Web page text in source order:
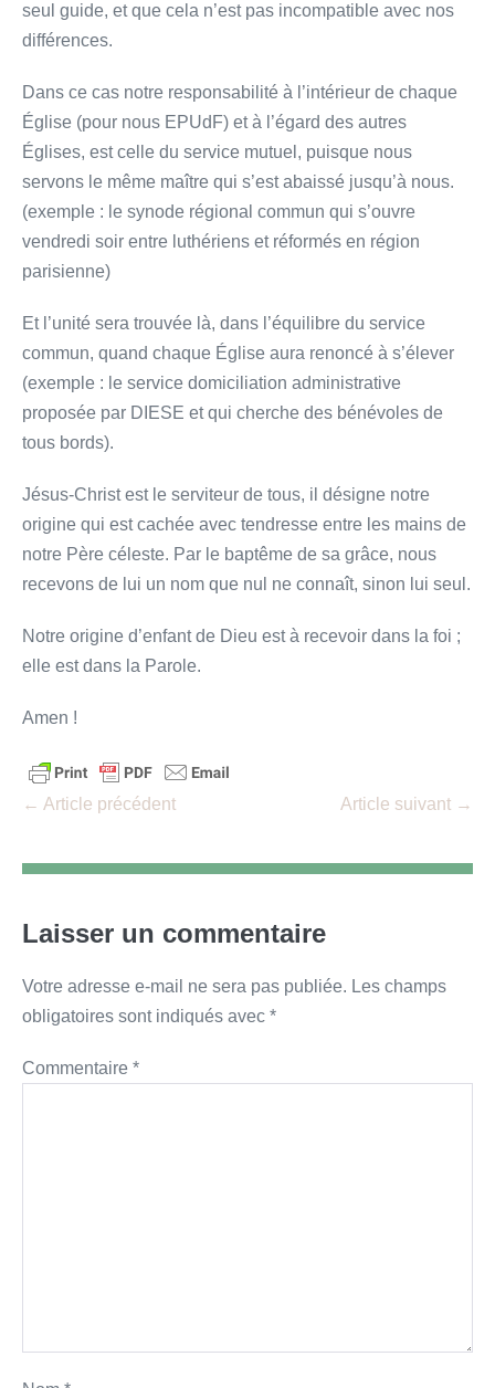
seul guide, et que cela n’est pas incompatible avec nos
différences.
Dans ce cas notre responsabilité à l’intérieur de chaque
Église (pour nous EPUdF) et à l’égard des autres
Églises, est celle du service mutuel, puisque nous
servons le même maître qui s’est abaissé jusqu’à nous.
(exemple : le synode régional commun qui s’ouvre
vendredi soir entre luthériens et réformés en région
parisienne)
Et l’unité sera trouvée là, dans l’équilibre du service
commun, quand chaque Église aura renoncé à s’élever
(exemple : le service domiciliation administrative
proposée par DIESE et qui cherche des bénévoles de
tous bords).
Jésus-Christ est le serviteur de tous, il désigne notre
origine qui est cachée avec tendresse entre les mains de
notre Père céleste. Par le baptême de sa grâce, nous
recevons de lui un nom que nul ne connaît, sinon lui seul.
Notre origine d’enfant de Dieu est à recevoir dans la foi ;
elle est dans la Parole.
Amen !
Navigation
← Article précédent Article suivant →
Laisser un commentaire
Votre adresse e-mail ne sera pas publiée. Les champs
obligatoires sont indiqués avec *
Commentaire *